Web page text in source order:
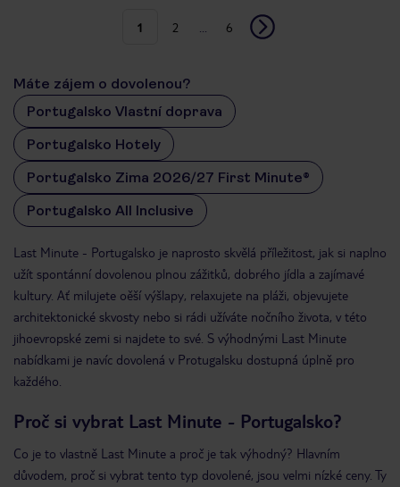
1 2 6
Máte zájem o dovolenou?
Portugalsko Vlastní doprava
Portugalsko Hotely
Portugalsko Zima 2026/27 First Minute®
Portugalsko All Inclusive
Last Minute - Portugalsko je naprosto skvělá příležitost, jak si naplno
užít spontánní dovolenou plnou zážitků, dobrého jídla a zajímavé
kultury. Ať milujete oěší výšlapy, relaxujete na pláži, objevujete
architektonické skvosty nebo si rádi užíváte nočního života, v této
jihoevropské zemi si najdete to své. S výhodnými Last Minute
nabídkami je navíc dovolená v Protugalsku dostupná úplně pro
každého.
Proč si vybrat Last Minute - Portugalsko?
Co je to vlastně Last Minute a proč je tak výhodný? Hlavním
důvodem, proč si vybrat tento typ dovolené, jsou velmi nízké ceny. Ty